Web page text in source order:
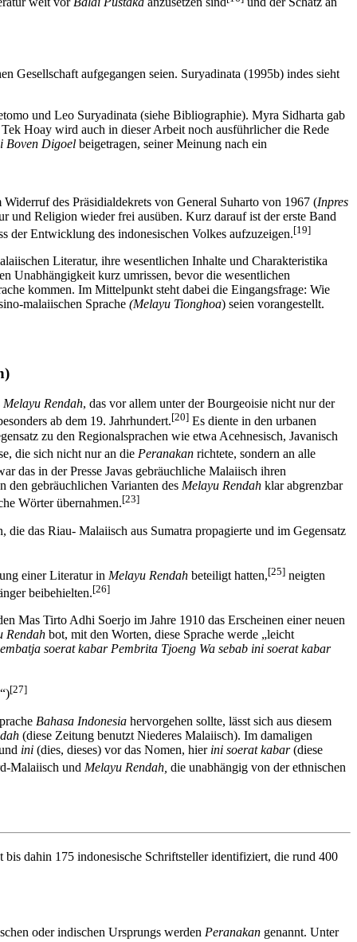
Gesellschaft aufgegangen seien. Suryadinata (1995b) indes sieht
und Leo Suryadinata (siehe Bibliographie). Myra Sidharta gab
Hoay wird auch in dieser Arbeit noch ausführlicher die Rede
Boven Digoel beigetragen, seiner Meinung nach ein
des Präsidialdekrets von General Suharto von 1967 (Inpres
und Religion wieder frei ausüben. Kurz darauf ist der erste Band
der Entwicklung des indonesischen Volkes aufzuzeigen.[19]
Literatur, ihre wesentlichen Inhalte und Charakteristika
Unabhängigkeit kurz umrissen, bevor die wesentlichen
kommen. Im Mittelpunkt steht dabei die Eingangsfrage: Wie
malaiischen Sprache (Melayu Tionghoa) seien vorangestellt.
Melayu Rendah, das vor allem unter der Bourgeoisie nicht nur der
ab dem 19. Jahrhundert.[20] Es diente in den urbanen
zu den Regionalsprachen wie etwa Acehnesisch, Javanisch
die sich nicht nur an die Peranakan richtete, sondern an alle
das in der Presse Javas gebräuchliche Malaiisch ihren
den gebräuchlichen Varianten des Melayu Rendah klar abgrenzbar
Wörter übernahmen.[23]
das Riau- Malaiisch aus Sumatra propagierte und im Gegensatz
einer Literatur in Melayu Rendah beteiligt hatten,[25] neigten
beibehielten.[26]
Mas Tirto Adhi Soerjo im Jahre 1910 das Erscheinen einer neuen
Rendah bot, mit den Worten, diese Sprache werde „leicht
soerat kabar Pembrita Tjoeng Wa sebab ini soerat kabar
“)[27]
Bahasa Indonesia hervorgehen sollte, lässt sich aus diesem
(diese Zeitung benutzt Niederes Malaiisch). Im damaligen
ini (dies, dieses) vor das Nomen, hier ini soerat kabar(diese
Malaiisch und Melayu Rendah, die unabhängig von der ethnischen
dahin 175 indonesische Schriftsteller identifiziert, die rund 400
oder indischen Ursprungs werden Peranakan genannt. Unter